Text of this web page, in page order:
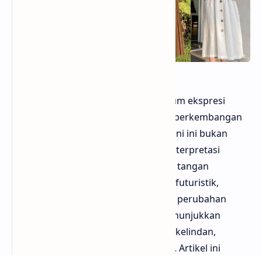
telah menjadi medium ekspresi
visual yang berperan penting dalam perkembangan
industri mode. Bagi Bloggermuda, seni ini bukan
sekadar gambar pakaian, tapi juga interpretasi
estetika yang mendalam. Dari sketsa tangan
tradisional hingga karya digital yang futuristik,
fashion ilustrasi berkembang seiring perubahan
zaman dan teknologi. Evolusinya menunjukkan
bagaimana seni dan mode saling berkelindan,
membentuk narasi unik di setiap era. Artikel ini